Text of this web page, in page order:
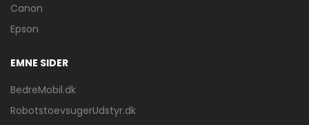
Canon
Epson
EMNE SIDER
BedreMobil.dk
RobotstoevsugerUdstyr.dk